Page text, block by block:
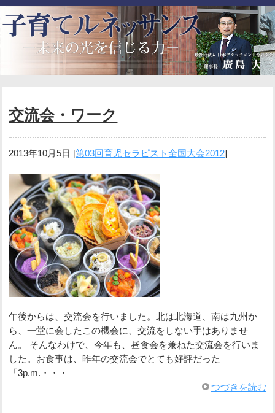
交流会・ワーク
2013年10月5日 [第03回育児セラピスト全国大会2012]
午後からは、交流会を行いました。北は北海道、南は九州か
ら、一堂に会したこの機会に、交流をしない手はありませ
ん。 そんなわけで、今年も、昼食会を兼ねた交流会を行いま
した。お食事は、昨年の交流会でとても好評だった
「3p.m.・・・
つづきを読む